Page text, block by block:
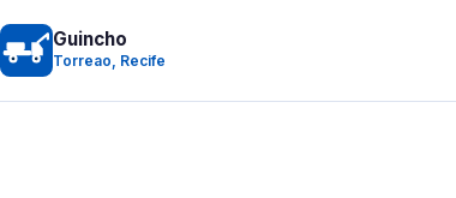
Guincho
Torreao, Recife